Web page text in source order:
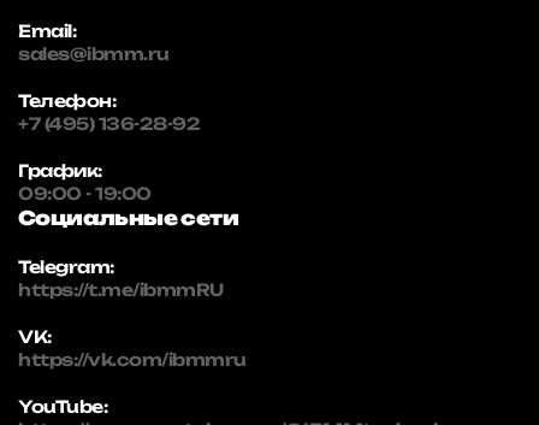
Email:
sales@ibmm.ru
Телефон:
+7 (495) 136-28-92
График:
09:00 - 19:00
Социальные сети
Telegram:
https://t.me/ibmmRU
VK:
https://vk.com/ibmmru
YouTube: